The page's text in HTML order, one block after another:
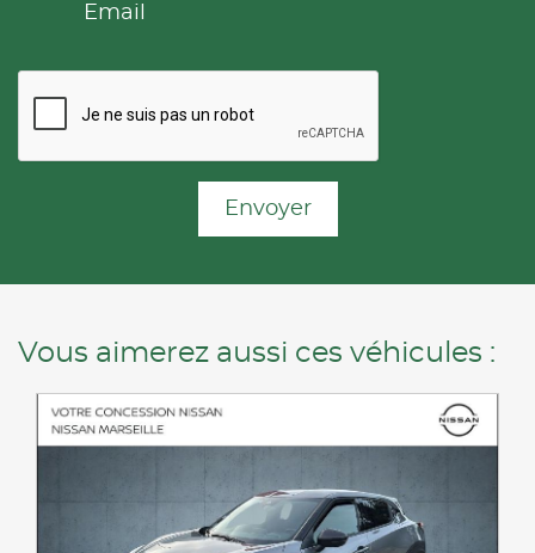
Email
Envoyer
Vous aimerez aussi ces véhicules :